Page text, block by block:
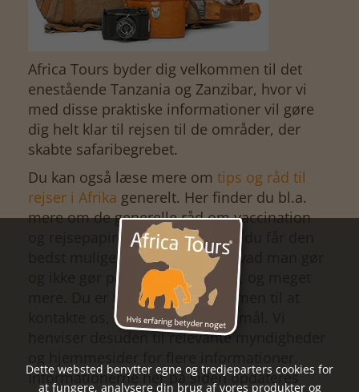
Africa Tours byder dig velkommen til det
enestående Tanzania og Zanzibar, hvor vi
med disse praktiske informationer vil gøre
dig helt klar til rejsen til de områder, der
skabte safaribegrebet.
Du kan også læse mere om tips og råd til
rejser i Afrika generelt. Her finder du bl.a.
mere om de generelle råd om vaccination
og rejsepapirer, tips til hvordan du får den
bedst mulige safarioplevelse, hvad man gør
og ikke gør på en rejse til Afrika, og meget
mere. Du er naturligvis velkommen til at
kontakte os, hvis du har spørgsmål. Vi
henviser desuden til relevante myndigheder
Informationerne her på siden opdateres
Dette websted benytter egne og tredjeparters cookies for
at fungere, analysere din brug af vores produkter og